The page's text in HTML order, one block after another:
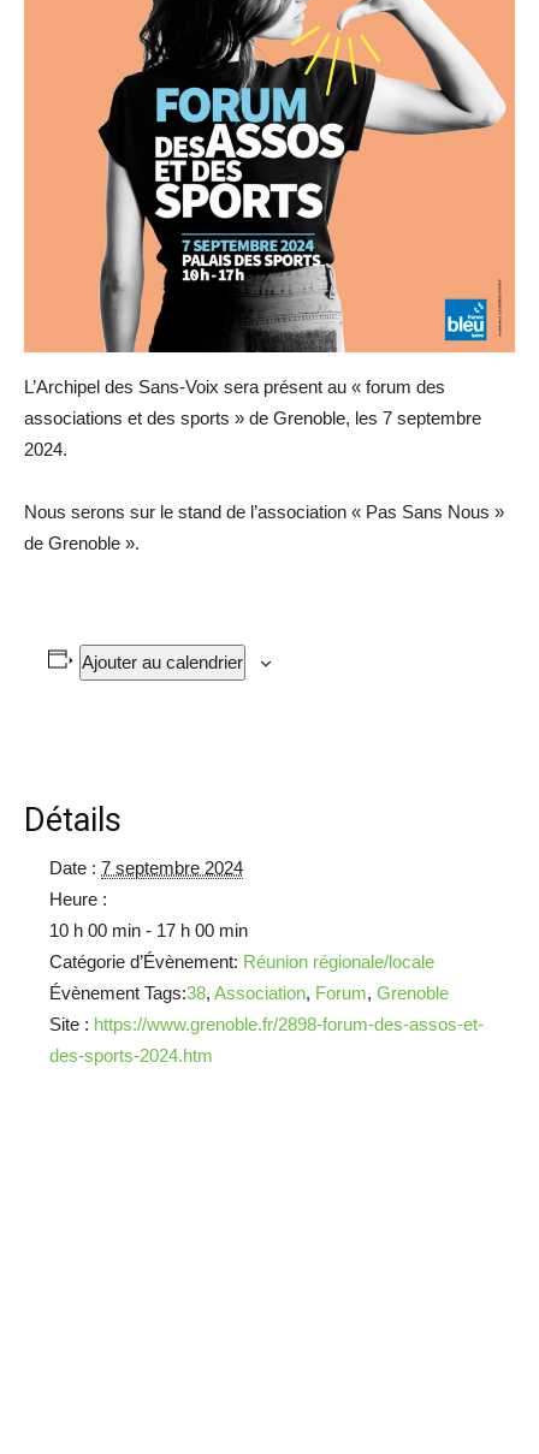
L’Archipel des Sans-Voix sera présent au « forum des
associations et des sports » de Grenoble, les 7 septembre
2024.
Nous serons sur le stand de l’association « Pas Sans Nous »
de Grenoble ».
Ajouter au calendrier
Détails
Date : 7 septembre 2024
Heure :
10 h 00 min - 17 h 00 min
Catégorie d’Évènement: Réunion régionale/locale
Évènement Tags:38, Association, Forum, Grenoble
Site : https://www.grenoble.fr/2898-forum-des-assos-et-
des-sports-2024.htm